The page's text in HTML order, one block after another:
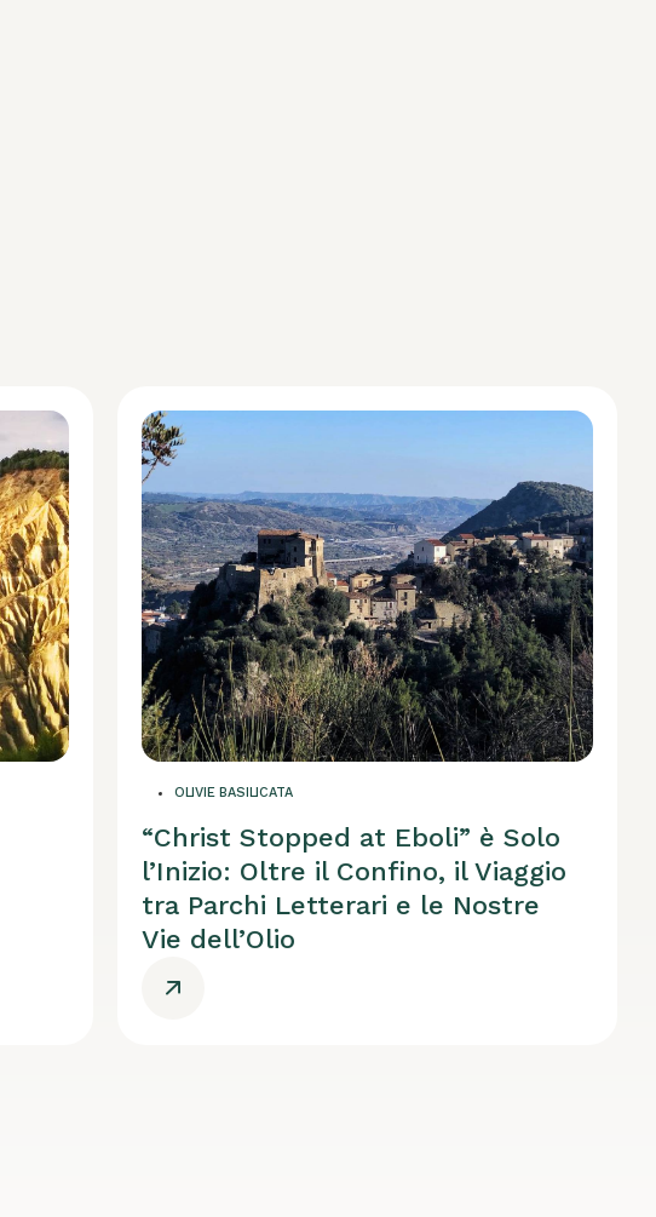
OLIVIE BASILICATA
“Christ Stopped at Eboli” è Solo
l’Inizio: Oltre il Confino, il Viaggio
tra Parchi Letterari e le Nostre
Vie dell’Olio